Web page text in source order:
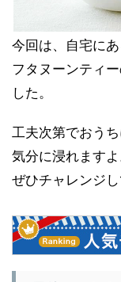
今回は、自宅に
フタヌーンティ
した。
工夫次第でおう
気分に浸れますよ
ぜひチャレンジ